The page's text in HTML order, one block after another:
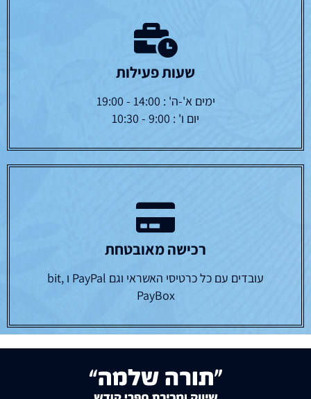
שעות פעילות
ימים א'-ה' : 14:00 - 19:00
יום ו' : 9:00 - 10:30
רכישה מאובטחת
עובדים עם כל כרטיסי האשראי וגם PayPal ו bit,
PayBox